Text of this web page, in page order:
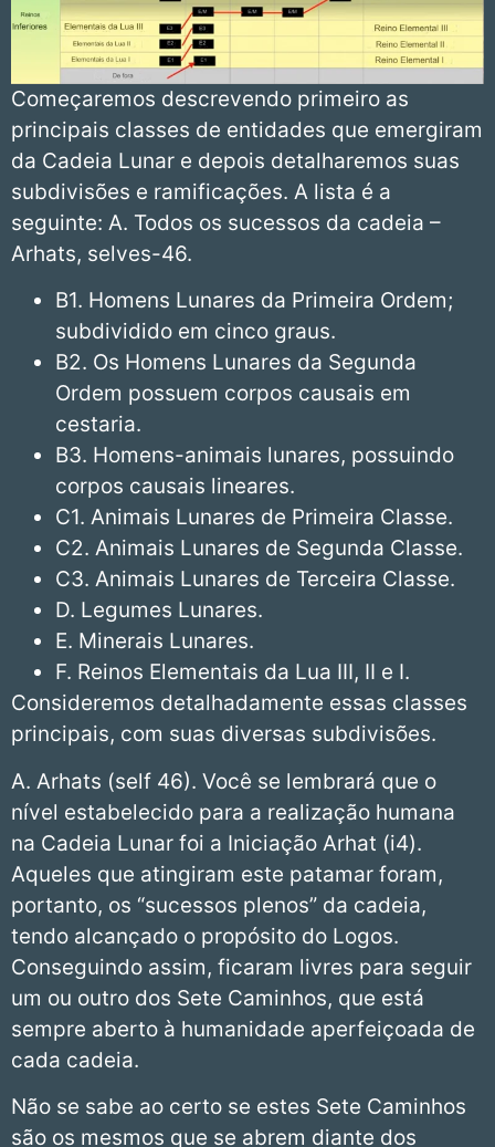
Começaremos descrevendo primeiro as
principais classes de entidades que emergiram
da Cadeia Lunar e depois detalharemos suas
subdivisões e ramificações. A lista é a
seguinte: A. Todos os sucessos da cadeia –
Arhats, selves-46.
B1. Homens Lunares da Primeira Ordem;
subdividido em cinco graus.
B2. Os Homens Lunares da Segunda
Ordem possuem corpos causais em
cestaria.
B3. Homens-animais lunares, possuindo
corpos causais lineares.
C1. Animais Lunares de Primeira Classe.
C2. Animais Lunares de Segunda Classe.
C3. Animais Lunares de Terceira Classe.
D. Legumes Lunares.
E. Minerais Lunares.
F. Reinos Elementais da Lua III, II e I.
Consideremos detalhadamente essas classes
principais, com suas diversas subdivisões.
A. Arhats (self 46). Você se lembrará que o
nível estabelecido para a realização humana
na Cadeia Lunar foi a Iniciação Arhat (i4).
Aqueles que atingiram este patamar foram,
portanto, os “sucessos plenos” da cadeia,
tendo alcançado o propósito do Logos.
Conseguindo assim, ficaram livres para seguir
um ou outro dos Sete Caminhos, que está
sempre aberto à humanidade aperfeiçoada de
cada cadeia.
Não se sabe ao certo se estes Sete Caminhos
são os mesmos que se abrem diante dos